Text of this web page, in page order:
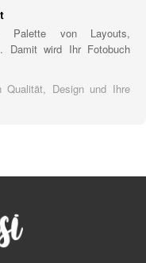
Palette von Layouts,
Damit wird Ihr Fotobuch
Qualität, Design und Ihre